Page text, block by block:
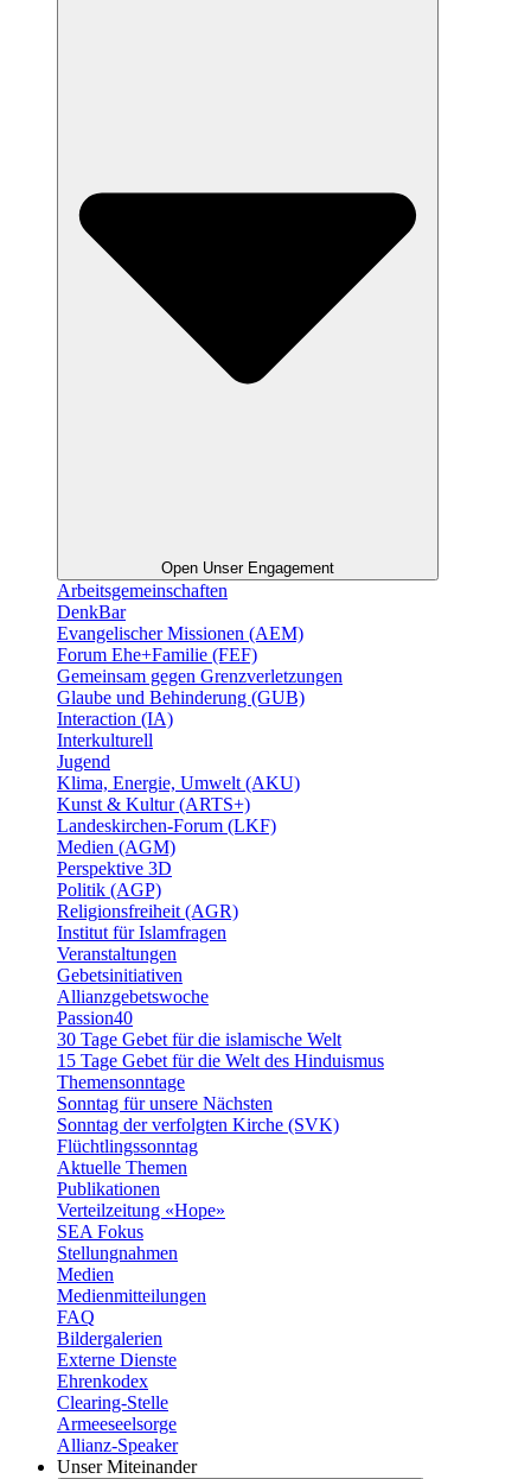
Open Unser Engagement
Arbeitsgemeinschaften
DenkBar
Evangelischer Missionen (AEM)
Forum Ehe+Familie (FEF)
Gemeinsam gegen Grenzverletzungen
Glaube und Behinderung (GUB)
Interaction (IA)
Interkulturell
Jugend
Klima, Energie, Umwelt (AKU)
Kunst & Kultur (ARTS+)
Landeskirchen-Forum (LKF)
Medien (AGM)
Perspektive 3D
Politik (AGP)
Religionsfreiheit (AGR)
Institut für Islamfragen
Veranstaltungen
Gebetsinitiativen
Allianzgebetswoche
Passion40
30 Tage Gebet für die islamische Welt
15 Tage Gebet für die Welt des Hinduismus
Themensonntage
Sonntag für unsere Nächsten
Sonntag der verfolgten Kirche (SVK)
Flüchtlingssonntag
Aktuelle Themen
Publikationen
Verteilzeitung «Hope»
SEA Fokus
Stellungnahmen
Medien
Medienmitteilungen
FAQ
Bildergalerien
Externe Dienste
Ehrenkodex
Clearing-Stelle
Armeeseelsorge
Allianz-Speaker
Unser Miteinander